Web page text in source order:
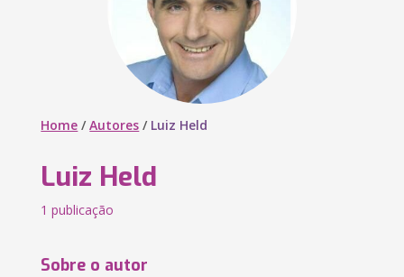
Home /Autores / Luiz Held
Luiz Held
1 publicação
Sobre o autor